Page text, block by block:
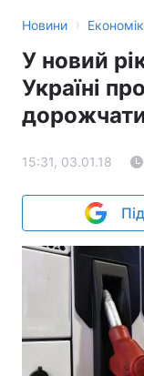
Новини ›
У новий
Україні
15:31, 03.01.18